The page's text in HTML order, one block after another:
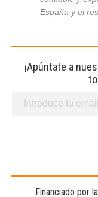
España y el
¡Apúntate a
Financiado por